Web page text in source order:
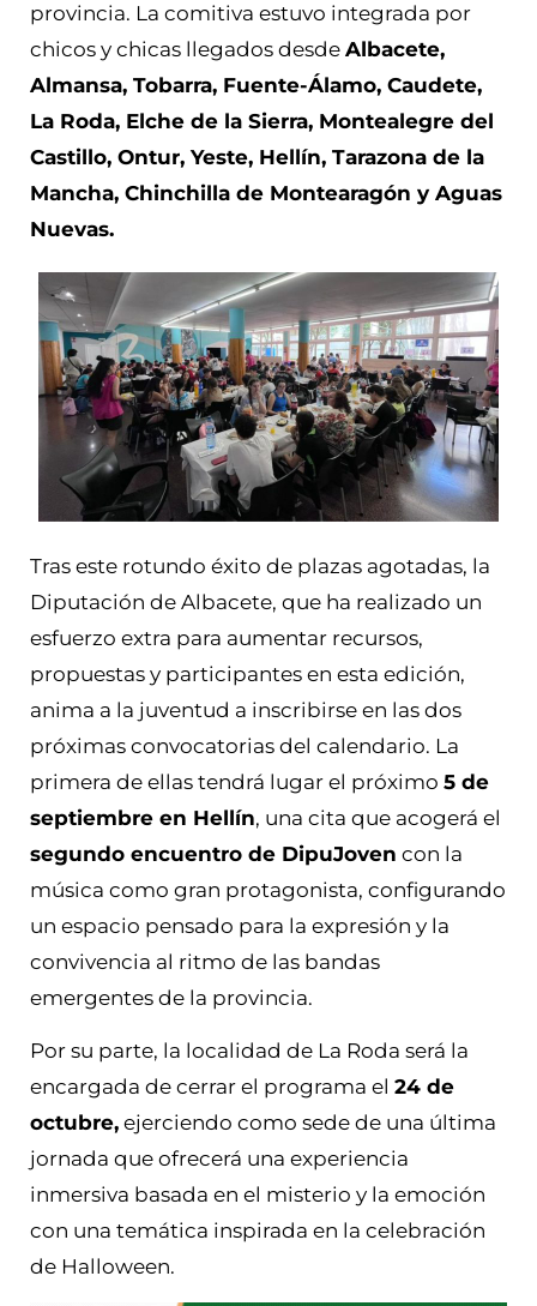
provincia. La comitiva estuvo integrada por
chicos y chicas llegados desde Albacete,
Almansa, Tobarra, Fuente-Álamo, Caudete,
La Roda, Elche de la Sierra, Montealegre del
Castillo, Ontur, Yeste, Hellín, Tarazona de la
Mancha, Chinchilla de Montearagón y Aguas
Nuevas.
Tras este rotundo éxito de plazas agotadas, la
Diputación de Albacete, que ha realizado un
esfuerzo extra para aumentar recursos,
propuestas y participantes en esta edición,
anima a la juventud a inscribirse en las dos
próximas convocatorias del calendario. La
primera de ellas tendrá lugar el próximo 5 de
septiembre en Hellín, una cita que acogerá el
segundo encuentro de DipuJoven con la
música como gran protagonista, configurando
un espacio pensado para la expresión y la
convivencia al ritmo de las bandas
emergentes de la provincia.
Por su parte, la localidad de La Roda será la
encargada de cerrar el programa el 24 de
octubre, ejerciendo como sede de una última
jornada que ofrecerá una experiencia
inmersiva basada en el misterio y la emoción
con una temática inspirada en la celebración
de Halloween.